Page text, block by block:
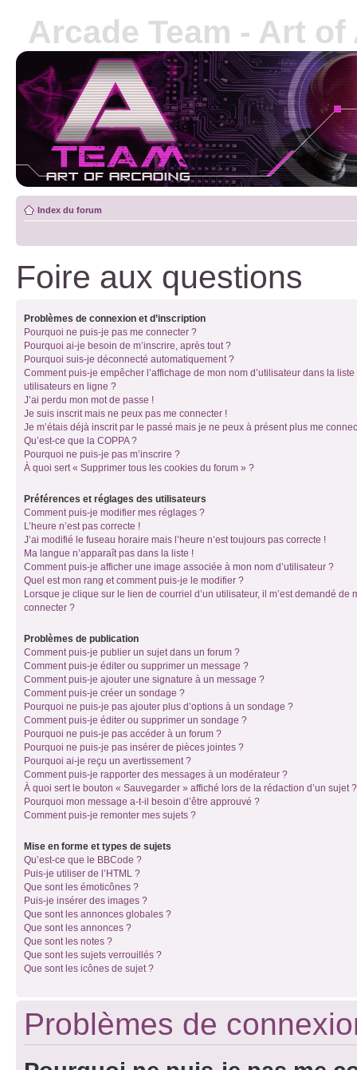
Arcade Team - Art
Index du forum
Foire aux questions
Problèmes de connexion et d’inscription
Pourquoi ne puis-je pas me connecter ?
Pourquoi ai-je besoin de m’inscrire, après tout ?
Pourquoi suis-je déconnecté automatiquement ?
Comment puis-je empêcher l’affichage de mon nom d’utilisateur dans la liste
utilisateurs en ligne ?
J’ai perdu mon mot de passe !
Je suis inscrit mais ne peux pas me connecter !
Je m’étais déjà inscrit par le passé mais je ne peux à présent plus me
Qu’est-ce que la COPPA ?
Pourquoi ne puis-je pas m’inscrire ?
À quoi sert « Supprimer tous les cookies du forum » ?
Préférences et réglages des utilisateurs
Comment puis-je modifier mes réglages ?
L’heure n’est pas correcte !
J’ai modifié le fuseau horaire mais l’heure n’est toujours pas correcte !
Ma langue n’apparaît pas dans la liste !
Comment puis-je afficher une image associée à mon nom d’utilisateur ?
Quel est mon rang et comment puis-je le modifier ?
Lorsque je clique sur le lien de courriel d’un utilisateur, il m’est demandé de
connecter ?
Problèmes de publication
Comment puis-je publier un sujet dans un forum ?
Comment puis-je éditer ou supprimer un message ?
Comment puis-je ajouter une signature à un message ?
Comment puis-je créer un sondage ?
Pourquoi ne puis-je pas ajouter plus d’options à un sondage ?
Comment puis-je éditer ou supprimer un sondage ?
Pourquoi ne puis-je pas accéder à un forum ?
Pourquoi ne puis-je pas insérer de pièces jointes ?
Pourquoi ai-je reçu un avertissement ?
Comment puis-je rapporter des messages à un modérateur ?
À quoi sert le bouton « Sauvegarder » affiché lors de la rédaction d’un sujet ?
Pourquoi mon message a-t-il besoin d’être approuvé ?
Comment puis-je remonter mes sujets ?
Mise en forme et types de sujets
Qu’est-ce que le BBCode ?
Puis-je utiliser de l’HTML ?
Que sont les émoticônes ?
Puis-je insérer des images ?
Que sont les annonces globales ?
Que sont les annonces ?
Que sont les notes ?
Que sont les sujets verrouillés ?
Que sont les icônes de sujet ?
Problèmes de